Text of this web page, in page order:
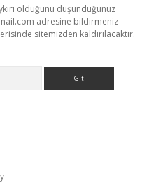
olduğunu düşündüğünüz
adresine bildirmeniz
sitemizden kaldırılacaktır.